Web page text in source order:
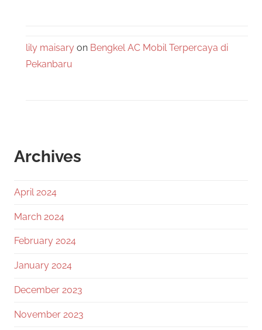
lily maisary on Bengkel AC Mobil Terpercaya di
Pekanbaru
Archives
April 2024
March 2024
February 2024
January 2024
December 2023
November 2023